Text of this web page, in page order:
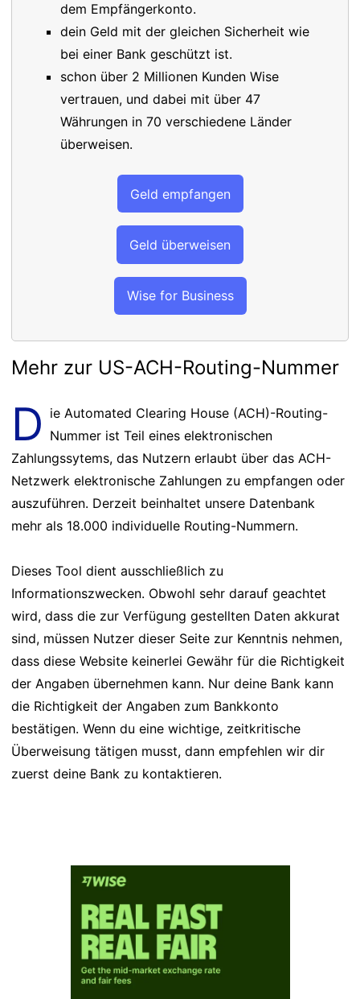
dem Empfängerkonto.
dein Geld mit der gleichen Sicherheit wie
bei einer Bank geschützt ist.
schon über 2 Millionen Kunden Wise
vertrauen, und dabei mit über 47
Währungen in 70 verschiedene Länder
überweisen.
Geld empfangen
Geld überweisen
Wise for Business
Mehr zur US-ACH-Routing-Nummer
D ie Automated Clearing House (ACH)-Routing-
Nummer ist Teil eines elektronischen
Zahlungssytems, das Nutzern erlaubt über das ACH-
Netzwerk elektronische Zahlungen zu empfangen oder
auszuführen. Derzeit beinhaltet unsere Datenbank
mehr als 18.000 individuelle Routing-Nummern.
Dieses Tool dient ausschließlich zu
Informationszwecken. Obwohl sehr darauf geachtet
wird, dass die zur Verfügung gestellten Daten akkurat
sind, müssen Nutzer dieser Seite zur Kenntnis nehmen,
dass diese Website keinerlei Gewähr für die Richtigkeit
der Angaben übernehmen kann. Nur deine Bank kann
die Richtigkeit der Angaben zum Bankkonto
bestätigen. Wenn du eine wichtige, zeitkritische
Überweisung tätigen musst, dann empfehlen wir dir
zuerst deine Bank zu kontaktieren.